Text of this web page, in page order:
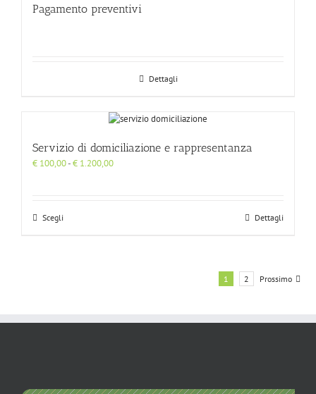
Pagamento preventivi
Dettagli
Servizio di domiciliazione e rappresentanza
€ 100,00-€ 1.200,00Fascia
Scegli Dettagli
1 2 Prossimo